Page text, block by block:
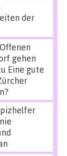
der
gehen
Eine gute